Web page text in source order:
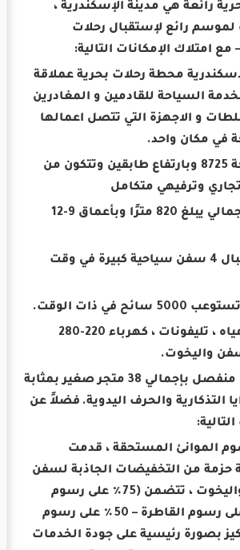
رائعة هي مدينة الإسكندرية ،
رائع لإستقبال رحلات
مع امتلاك الإمكانات التالية:
محطة رحلات بحرية عملاقة
السياحة للقادمين و المغادرين
و الاجهزة التي تتصل اعمالها
في مكان واحد.
2- تقع علي مساحة 8725 وبارتفاع طابقين وتتكون من
وترفيهي متكامل
3- أرصفة بطول إجمالي يبلغ 820 مترًا وبأعماق 9-12
4- يمكن أن استقبال 4 سفن سياحية كبيرة في وقت
6- توافر مرافق (مياه ، تليفونات ، كهرباء 220-280
واليخوت.
7- تم إنشاء مبنى منفصل بإجمالي 38 متجر صغير بمثابة
التذكارية والحرف اليدوية. فضلاً عن
الموانئ المستحقة ، قدمت
حزمة من التخفيضات الجاذبة لسفن
الرحلات البحرية واليخوت ، تتضمن (75٪ على رسوم
الموانئ – 100٪ على رسوم القاطرة – 50٪ على رسوم
بصورة رئيسية على جودة الخدمات